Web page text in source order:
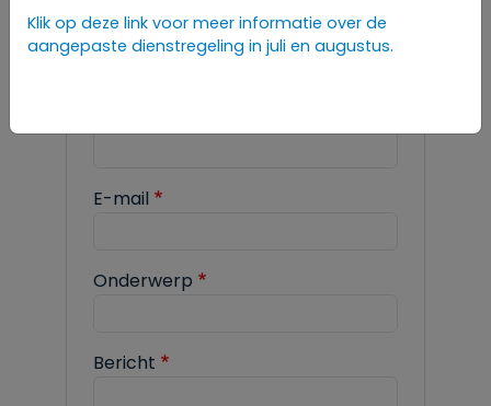
E-mail
Onderwerp
Bericht
Klik op deze link voor meer informatie over de
aangepaste dienstregeling in juli en augustus.